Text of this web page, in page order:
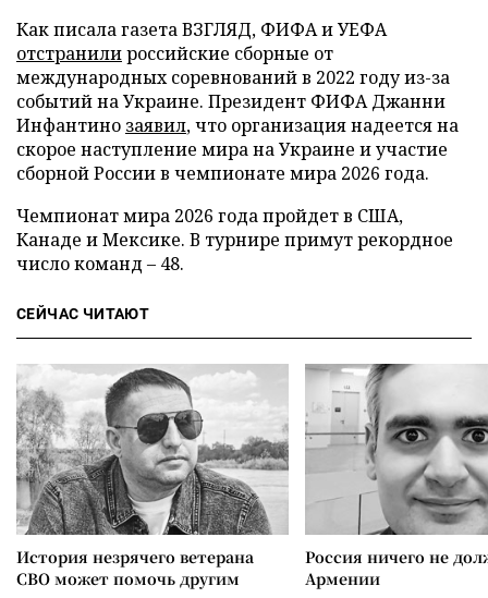
Как писала газета ВЗГЛЯД, ФИФА и УЕФА
отстранилироссийские сборные от
международных соревнований в 2022 году из-за
событий на Украине. Президент ФИФА Джанни
Инфантино заявил, что организация надеется на
скорое наступление мира на Украине и участие
сборной России в чемпионате мира 2026 года.
Чемпионат мира 2026 года пройдет в США,
Канаде и Мексике. В турнире примут рекордное
число команд – 48.
СЕЙЧАС ЧИТАЮТ
История незрячего ветерана
СВО может помочь другим
Россия ничего не
Армении